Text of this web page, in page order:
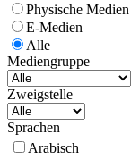
Physische Medien
E-Medien
Alle
Mediengruppe
Zweigstelle
Sprachen
Arabisch